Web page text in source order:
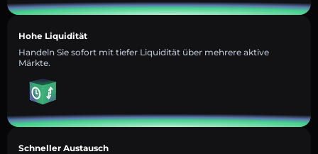
Hohe Liquidität
Handeln Sie sofort mit tiefer Liquidität über mehrere aktive
Märkte.
Schneller Austausch